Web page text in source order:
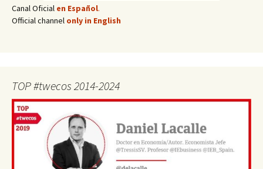
Canal Oficial en Español.
Official channel only in English
TOP #twecos 2014-2024